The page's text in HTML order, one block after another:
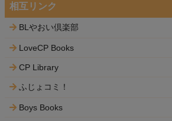
相互リンク
BLやおい倶楽部
LoveCP Books
CP Library
ふじょコミ！
Boys Books